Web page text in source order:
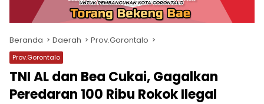
Beranda Daerah Prov.Gorontalo
Prov.Gorontalo
TNI AL dan Bea Cukai, Gagalkan
Peredaran 100 Ribu Rokok Ilegal